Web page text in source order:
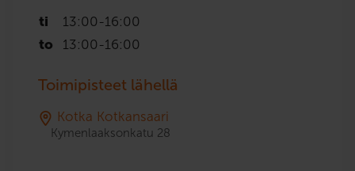
ti 13:00 -16:00
to
13:00 -16:00
Toimipisteet lähellä
Kotka Kotkansaari
Kymenlaaksonkatu 28